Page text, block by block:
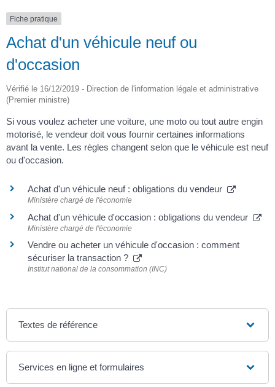
Fiche pratique
Achat d'un véhicule neuf ou
d'occasion
Vérifié le 16/12/2019 - Direction de l'information légale et administrative
(Premier ministre)
Si vous voulez acheter une voiture, une moto ou tout autre engin
motorisé, le vendeur doit vous fournir certaines informations
avant la vente. Les règles changent selon que le véhicule est neuf
ou d'occasion.
Achat d'un véhicule neuf : obligations du vendeur
Ministère chargé de l'économie
Achat d'un véhicule d'occasion : obligations du vendeur
Ministère chargé de l'économie
Vendre ou acheter un véhicule d'occasion : comment
sécuriser la transaction ?
Institut national de la consommation (INC)
Textes de référence
Services en ligne et formulaires